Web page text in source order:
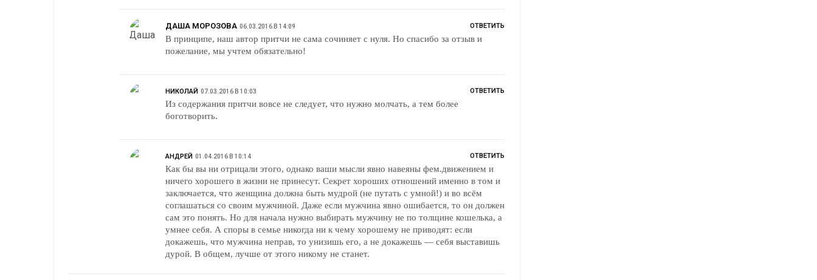
ДАША МОРОЗОВА 06.03.2016 В 14:09
В принципе, наш автор притчи не сама сочиняет с нуля. Но спасибо за отзыв и
пожелание, мы учтем обязательно!
ОТВЕТИТЬ
НИКОЛАЙ 07.03.2016 В 10:03
Из содержания притчи вовсе не следует, что нужно молчать, а тем более
боготворить.
ОТВЕТИТЬ
АНДРЕЙ 01.04.2016 В 10:14
Как бы вы ни отрицали этого, однако ваши мысли явно навеяны фем.движением и
ничего хорошего в жизни не принесут. Секрет хороших отношений именно в том и
заключается, что женщина должна быть мудрой (не путать с умной!) и во всём
соглашаться со своим мужчиной. Даже если мужчина явно ошибается, то он должен
сам это понять. Но для начала нужно выбирать мужчину не по толщине кошелька, а
умнее себя. А споры в семье никогда ни к чему хорошему не приводят: если
докажешь, что мужчина неправ, то унизишь его, а не докажешь — себя выставишь
дурой. В общем, лучше от этого никому не станет.
ОТВЕТИТЬ